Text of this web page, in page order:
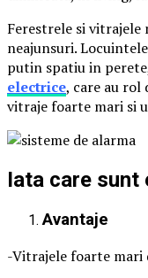
Ferestrele si vitrajele
neajunsuri.
putin spatiu in
electrice, care au rol
vitraje foarte mari si
Iata care sunt
Avantaje
-Vitrajele foarte mari